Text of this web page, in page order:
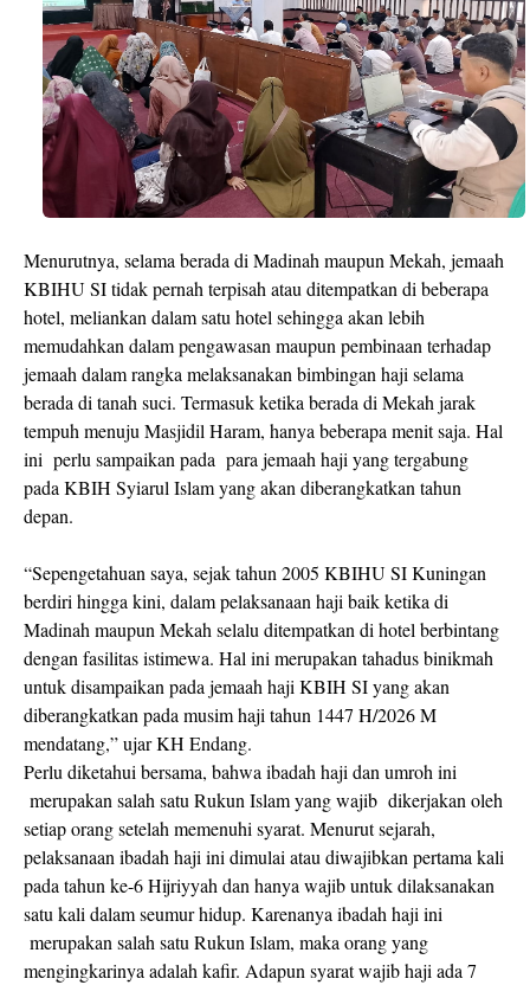
Menurutnya, selama berada di Madinah maupun Mekah, jemaah
KBIHU SI tidak pernah terpisah atau ditempatkan di beberapa
hotel, meliankan dalam satu hotel sehingga akan lebih
memudahkan dalam pengawasan maupun pembinaan terhadap
jemaah dalam rangka melaksanakan bimbingan haji selama
berada di tanah suci. Termasuk ketika berada di Mekah jarak
tempuh menuju Masjidil Haram, hanya beberapa menit saja. Hal
ini perlu sampaikan pada para jemaah haji yang tergabung
pada KBIH Syiarul Islam yang akan diberangkatkan tahun
depan.
“Sepengetahuan saya, sejak tahun 2005 KBIHU SI Kuningan
berdiri hingga kini, dalam pelaksanaan haji baik ketika di
Madinah maupun Mekah selalu ditempatkan di hotel berbintang
dengan fasilitas istimewa. Hal ini merupakan tahadus binikmah
untuk disampaikan pada jemaah haji KBIH SI yang akan
diberangkatkan pada musim haji tahun 1447 H/2026 M
mendatang,” ujar KH Endang.
Perlu diketahui bersama, bahwa ibadah haji dan umroh ini
merupakan salah satu Rukun Islam yang wajib dikerjakan oleh
setiap orang setelah memenuhi syarat. Menurut sejarah,
pelaksanaan ibadah haji ini dimulai atau diwajibkan pertama kali
pada tahun ke-6 Hijriyyah dan hanya wajib untuk dilaksanakan
satu kali dalam seumur hidup. Karenanya ibadah haji ini
merupakan salah satu Rukun Islam, maka orang yang
mengingkarinya adalah kafir. Adapun syarat wajib haji ada 7